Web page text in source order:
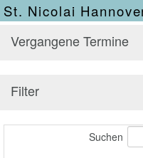
St. Nicolai
Vergangene Termine
Filter
Suchen